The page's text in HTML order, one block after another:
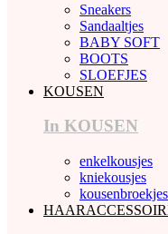
Sneakers
Sandaaltjes
BABY SOFT
BOOTS
SLOEFJES
KOUSEN
In KOUSEN
enkelkousjes
kniekousjes
kousenbroekjes